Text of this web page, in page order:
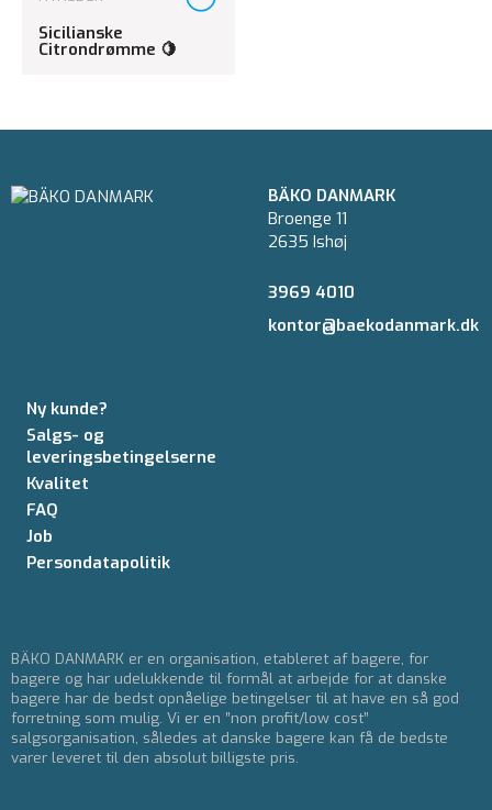
Sicilianske
Citrondrømme 🍋
BÄKO DANMARK
Broenge 11
2635 Ishøj
3969 4010
kontor@baekodanmark.dk
Ny kunde?
Salgs- og
leveringsbetingelserne
Kvalitet
FAQ
Job
Persondatapolitik
BÄKO DANMARK er en organisation, etableret af bagere, for
bagere og har udelukkende til formål at arbejde for at danske
bagere har de bedst opnåelige betingelser til at have en så god
forretning som mulig. Vi er en ”non profit/low cost”
salgsorganisation, således at danske bagere kan få de bedste
varer leveret til den absolut billigste pris.